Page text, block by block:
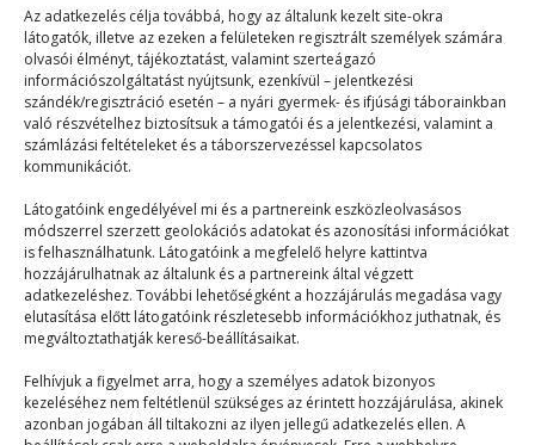
Az adatkezelés célja továbbá, hogy az általunk kezelt site-okra
látogatók, illetve az ezeken a felületeken regisztrált személyek számára
olvasói élményt, tájékoztatást, valamint szerteágazó
információszolgáltatást nyújtsunk, ezenkívül – jelentkezési
szándék/regisztráció esetén – a nyári gyermek- és ifjúsági táborainkban
való részvételhez biztosítsuk a támogatói és a jelentkezési, valamint a
számlázási feltételeket és a táborszervezéssel kapcsolatos
kommunikációt.
Látogatóink engedélyével mi és a partnereink eszközleolvasásos
módszerrel szerzett geolokációs adatokat és azonosítási információkat
is felhasználhatunk. Látogatóink a megfelelő helyre kattintva
hozzájárulhatnak az általunk és a partnereink által végzett
adatkezeléshez. További lehetőségként a hozzájárulás megadása vagy
elutasítása előtt látogatóink részletesebb információkhoz juthatnak, és
megváltoztathatják kereső-beállításaikat.
Felhívjuk a figyelmet arra, hogy a személyes adatok bizonyos
kezeléséhez nem feltétlenül szükséges az érintett hozzájárulása, akinek
azonban jogában áll tiltakozni az ilyen jellegű adatkezelés ellen. A
Tábori emlékeim
Táborélmény
2024. 06. 26.
Szerintem idén is jól sikerült a tábor, mint minden
évben, de a legnagyobb nehézség a…
© 2023–2026
Navigáció